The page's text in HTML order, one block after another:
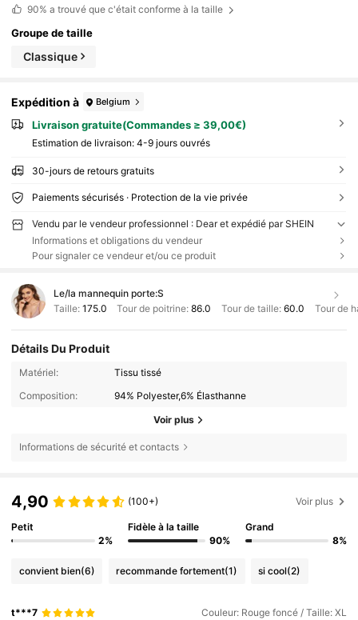
90% a trouvé que c'était conforme à la taille
Groupe de taille
Classique
Expédition à Belgium
Livraison gratuite(Commandes ≥ 39,00€)
Estimation de livraison: 4-9 jours ouvrés
30-jours de retours gratuits
Paiements sécurisés · Protection de la vie privée
Vendu par le vendeur professionnel : Dear et expédié par SHEIN
Informations et obligations du vendeur
Pour signaler ce vendeur et/ou ce produit
Le/la mannequin porte:S
Taille: 175.0 Tour de poitrine:86.0 Tour de taille: 60.0 Tour de
Détails Du Produit
Matériel:
Tissu tissé
Composition:
94% Polyester,6% Élasthanne
Voir plus
Informations de sécurité et contacts
4,90 (100+) Voir plus
Petit
2%
Fidèle à la taille
90%
Grand
8%
convient bien(6) recommande fortement(1) si cool(2)
t***7 Couleur: Rouge foncé / Taille: XL